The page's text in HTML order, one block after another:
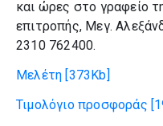
και ώρες στο γραφείο
επιτροπής, Μεγ.
2310 762400.
Μελέτη [373Kb]
Τιμολόγιο προσφοράς